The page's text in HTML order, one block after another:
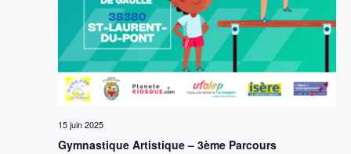
Gymnastique Artistique – 3ème Parcours
15 juin 2025